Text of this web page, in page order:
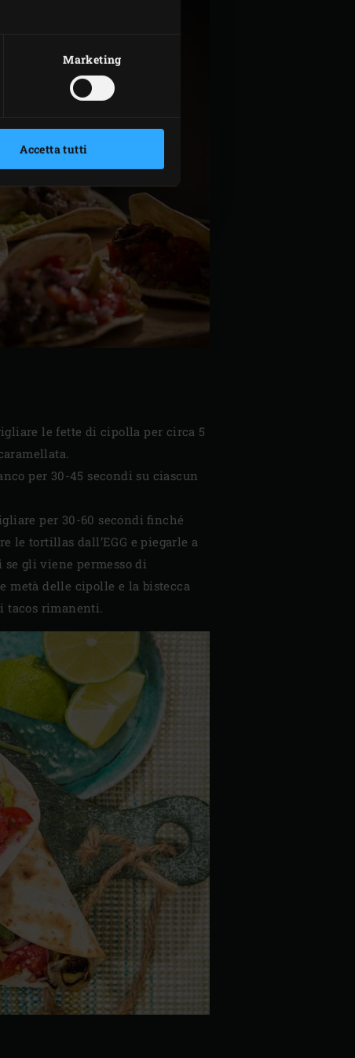
Marketing
Accetta tutti
le fette di cipolla per circa 5
per 30-45 secondi su ciascun
per 30-60 secondi finché
le tortillas dall’EGG e piegarle a
gli viene permesso di
metà delle cipolle e la bistecca
tacos rimanenti.